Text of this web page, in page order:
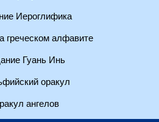
Иероглифика
греческом алфавите
Гуань Инь
оракул
ангелов